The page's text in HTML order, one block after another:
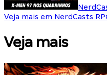
Veja mais em NerdCasts
Veja mais